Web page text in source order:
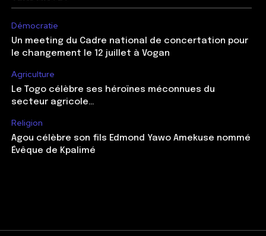
Démocratie
Un meeting du Cadre national de concertation pour
le changement le 12 juillet à Vogan
Agriculture
Le Togo célèbre ses héroïnes méconnues du
secteur agricole…
Religion
Agou célèbre son fils Edmond Yawo Amekuse nommé
Évêque de Kpalimé